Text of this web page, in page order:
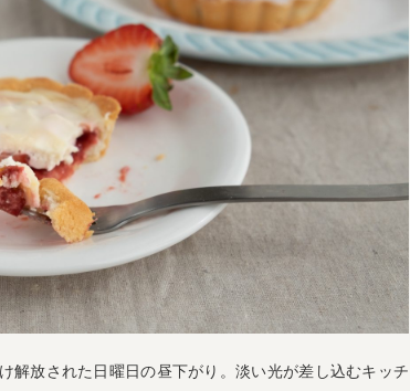
解放された日曜日の昼下がり。淡い光が差し込むキッチ